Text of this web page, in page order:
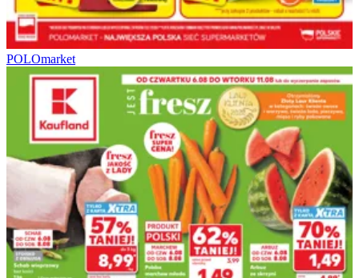
POLOmarket